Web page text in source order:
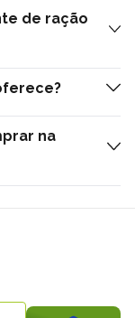
de ração
na